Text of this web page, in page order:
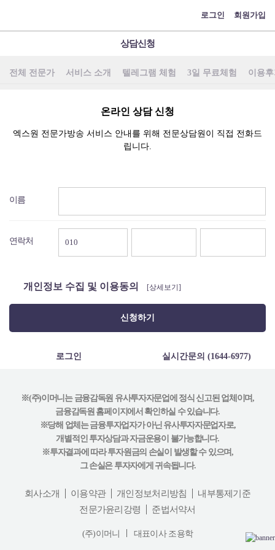
로그인 회원가입
상담신청
전체 전문가 서비스 소개 텔레그램 체험 3일 무료체험 이용
온라인 상담 신청
엑스원 전문가방송 서비스 안내를 위해 전문상담원이 직접 전화드
립니다.
름,
정
이름
연락처
개인정보 수집 및 이용동의 [상세보기]
신청하기
로그인 실시간문의 (1644-6977)
※(주)이머니는 금융감독원 유사투자자문업에 정식 신고된 업체이며,
금융감독원 홈페이지에서 확인하실 수 있습니다.
※당해 업체는 금융투자업자가 아닌 유사투자자문업자로,
개별적인 투자상담과 자금운용이 불가능합니다.
※투자결과에 따라 투자원금의 손실이 발생할 수 있으며,
그 손실은 투자자에게 귀속됩니다.
회사소개 이용약관 개인정보처리방침
내부통제기준
전문가윤리강령
준법서약서
(주)이머니 대표이사 조용학